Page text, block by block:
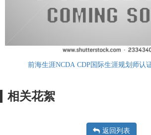
前海生涯NCDA CDP国际生涯规划师认
相关花絮
返回列表